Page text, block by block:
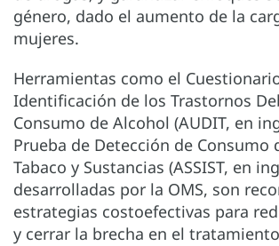
género, dado el aumento de la
mujeres.
Herramientas como el
Identificación de los Trastornos
Consumo de Alcohol (AUDIT, en
Prueba de Detección de Consumo
Tabaco y Sustancias (ASSIST, en
desarrolladas por la OMS, son
estrategias costoefectivas para
y cerrar la brecha en el